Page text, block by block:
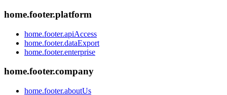
home.footer.platform
home.footer.apiAccess
home.footer.dataExport
home.footer.enterprise
home.footer.company
home.footer.aboutUs